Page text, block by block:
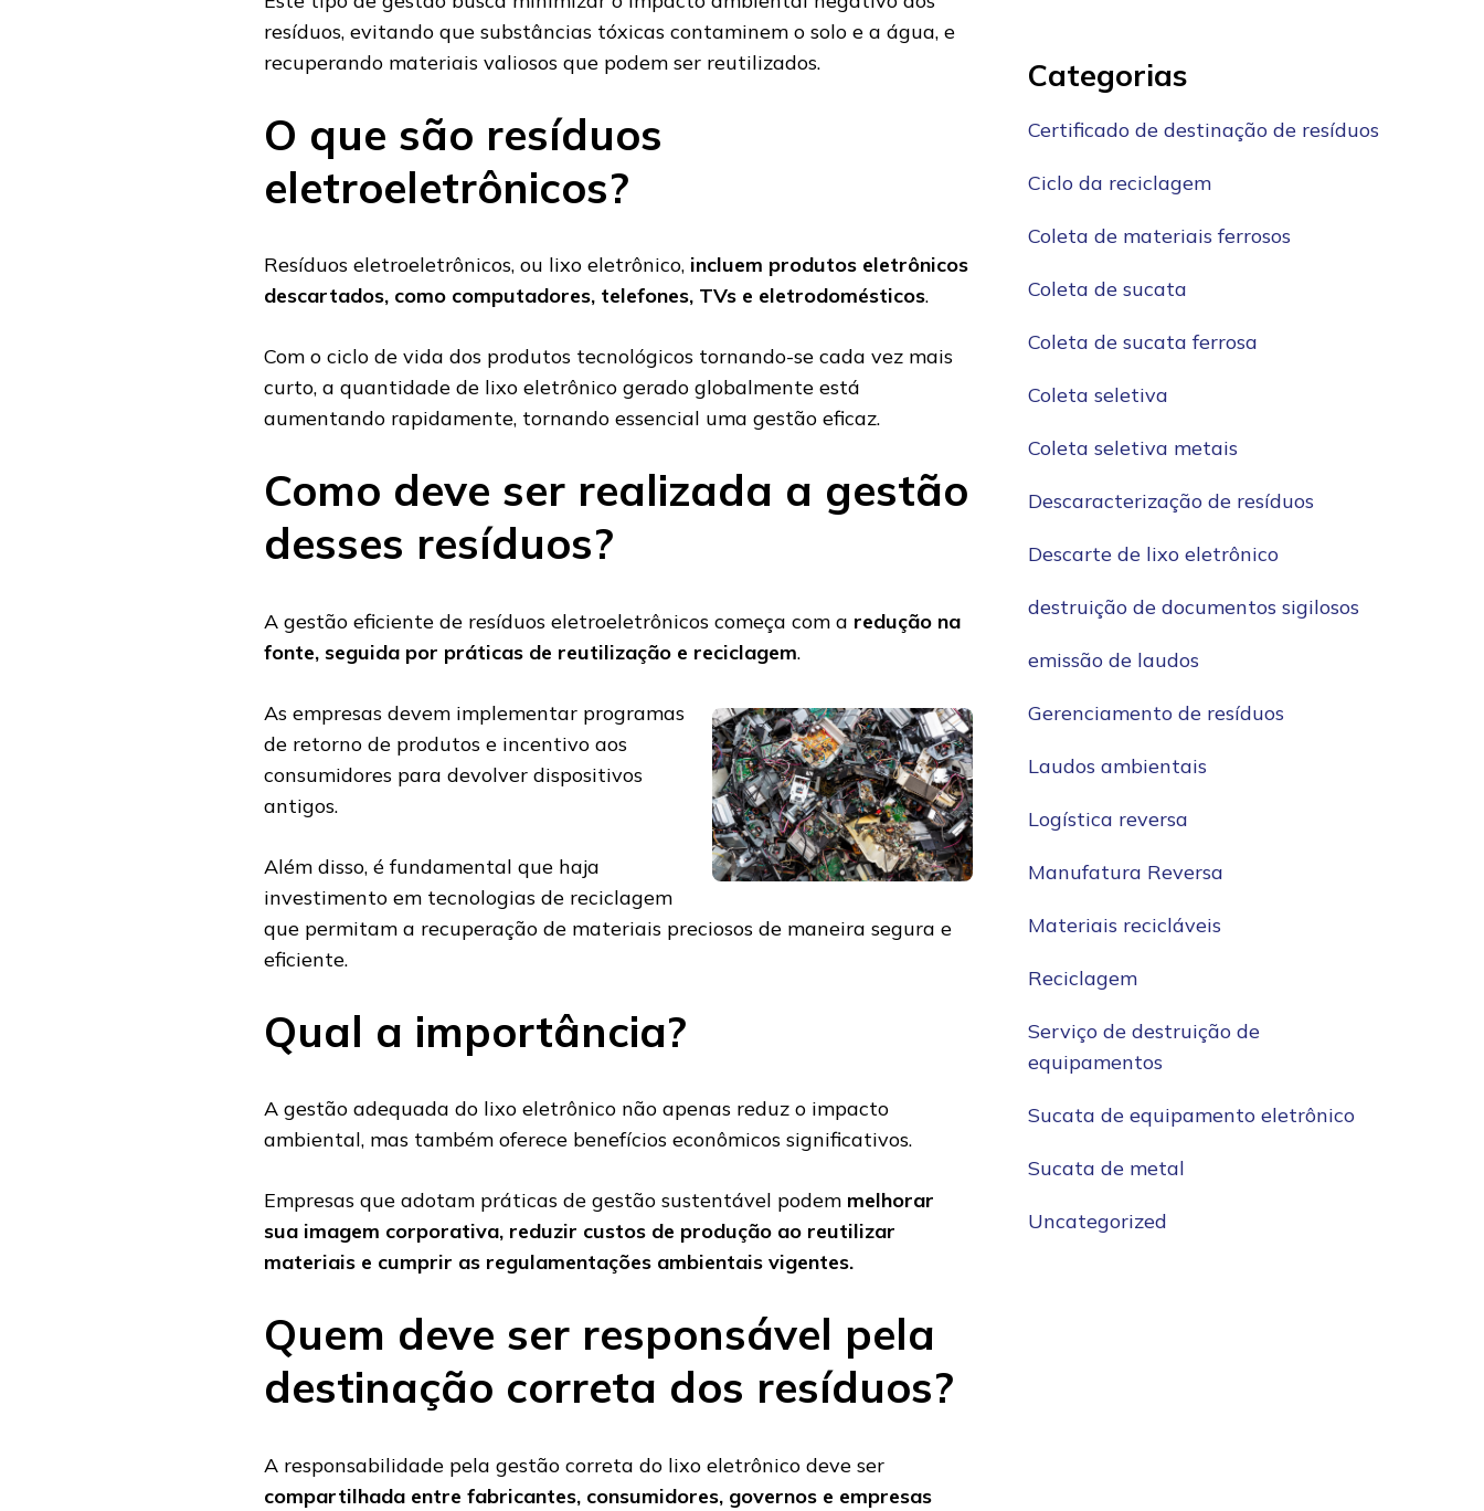
resíduos, evitando que substâncias tóxicas contaminem o solo e a água, e
recuperando materiais valiosos que podem ser reutilizados.
O que são resíduos
eletroeletrônicos?
Resíduos eletroeletrônicos, ou lixo eletrônico, incluem produtos eletrônicos
descartados, como computadores, telefones, TVs e eletrodomésticos.
Com o ciclo de vida dos produtos tecnológicos tornando-se cada vez mais
curto, a quantidade de lixo eletrônico gerado globalmente está
aumentando rapidamente, tornando essencial uma gestão eficaz.
Como deve ser realizada a gestão
desses resíduos?
A gestão eficiente de resíduos eletroeletrônicos começa com a redução na
fonte, seguida por práticas de reutilização e reciclagem.
As empresas devem implementar programas
de retorno de produtos e incentivo aos
consumidores para devolver dispositivos
antigos.
Além disso, é fundamental que haja
investimento em tecnologias de reciclagem
que permitam a recuperação de materiais preciosos de maneira segura e
eficiente.
Qual a importância?
A gestão adequada do lixo eletrônico não apenas reduz o impacto
ambiental, mas também oferece benefícios econômicos significativos.
Empresas que adotam práticas de gestão sustentável podem melhorar
sua imagem corporativa, reduzir custos de produção ao reutilizar
materiais e cumprir as regulamentações ambientais vigentes.
Quem deve ser responsável pela
destinação correta dos resíduos?
A responsabilidade pela gestão correta do lixo eletrônico deve ser
compartilhada entre fabricantes, consumidores, governos e empresas
Categorias
Certificado de destinação de resíduos
Ciclo da reciclagem
Coleta de materiais ferrosos
Coleta de sucata
Coleta de sucata ferrosa
Coleta seletiva
Coleta seletiva metais
Descaracterização de resíduos
Descarte de lixo eletrônico
destruição de documentos sigilosos
emissão de laudos
Gerenciamento de resíduos
Laudos ambientais
Logística reversa
Manufatura Reversa
Materiais recicláveis
Reciclagem
Serviço de destruição de
equipamentos
Sucata de equipamento eletrônico
Sucata de metal
Uncategorized